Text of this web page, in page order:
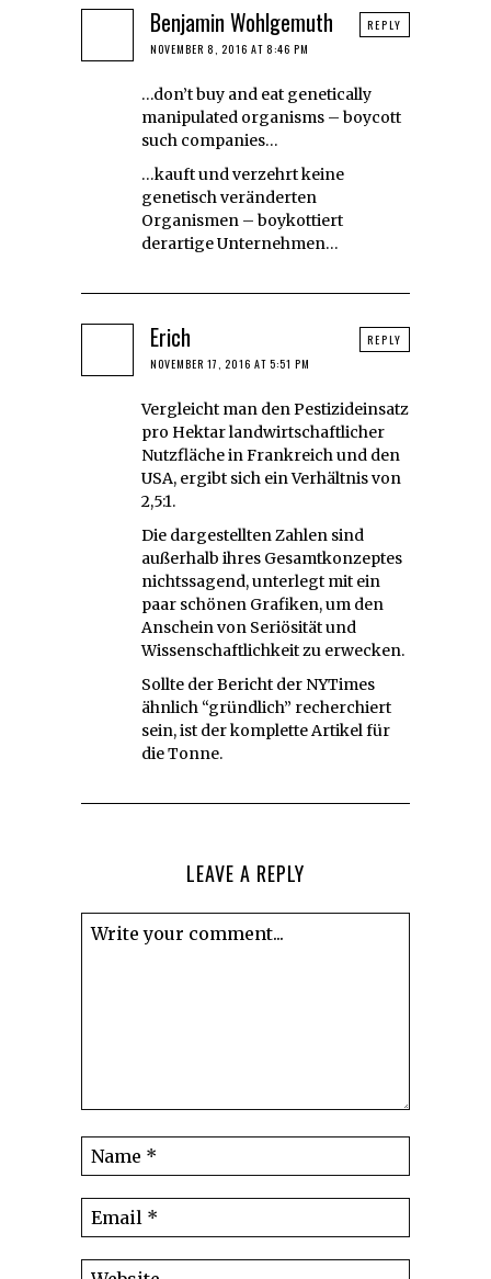
Benjamin Wohlgemuth
NOVEMBER 8, 2016 AT 8:46 PM
…don’t buy and eat genetically
manipulated organisms – boycott
such companies…
…kauft und verzehrt keine
genetisch veränderten
Organismen – boykottiert
derartige Unternehmen…
REPLY
Erich
NOVEMBER 17, 2016 AT 5:51 PM
Vergleicht man den Pestizideinsatz
pro Hektar landwirtschaftlicher
Nutzfläche in Frankreich und den
USA, ergibt sich ein Verhältnis von
2,5:1.
Die dargestellten Zahlen sind
außerhalb ihres Gesamtkonzeptes
nichtssagend, unterlegt mit ein
paar schönen Grafiken, um den
Anschein von Seriösität und
Wissenschaftlichkeit zu erwecken.
Sollte der Bericht der NYTimes
ähnlich “gründlich” recherchiert
sein, ist der komplette Artikel für
die Tonne.
REPLY
LEAVE A REPLY